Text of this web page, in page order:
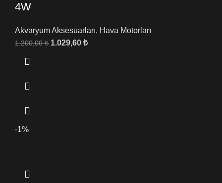
4W
Akvaryum Aksesuarları, Hava Motorları
1.200,00₺ 1.029,60 ₺
-1%